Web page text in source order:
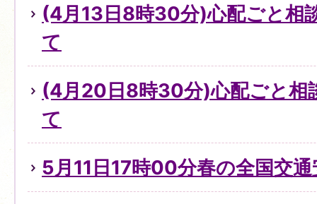
(4月13日8時30分)心配ごと相
て
(4月20日8時30分)心配ごと相
て
5月11日17時00分春の全国交